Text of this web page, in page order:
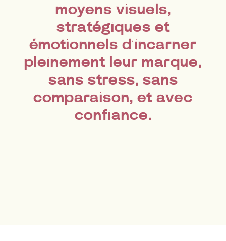
moyens visuels,
stratégiques et
émotionnels d’incarner
pleinement leur marque,
sans stress, sans
comparaison, et avec
confiance.